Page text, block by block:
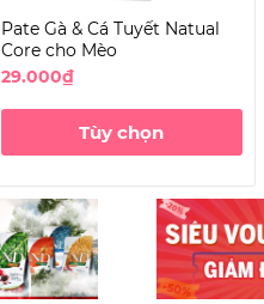
Pate Gà & Cá Tuyết Natual
Core cho Mèo
29.000₫
Tùy chọn